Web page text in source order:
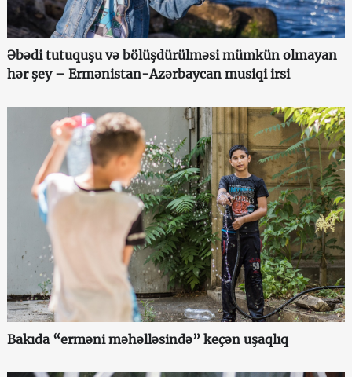
Əbədi tutuquşu və bölüşdürülməsi mümkün olmayan
hər şey – Ermənistan-Azərbaycan musiqi irsi
Bakıda “erməni məhəlləsində” keçən uşaqlıq